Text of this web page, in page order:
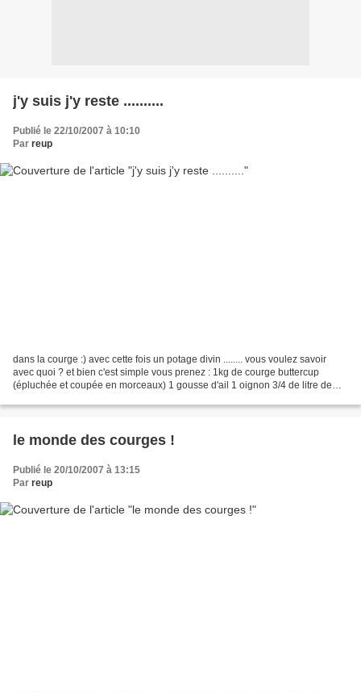
j'y suis j'y reste ..........
Publié le 22/10/2007 à 10:10
Par reup
dans la courge :) avec cette fois un potage divin ........ vous voulez savoir
avec quoi ? et bien c'est simple vous prenez : 1kg de courge buttercup
(épluchée et coupée en morceaux) 1 gousse d'ail 1 oignon 3/4 de litre de
le monde des courges !
Publié le 20/10/2007 à 13:15
Par reup